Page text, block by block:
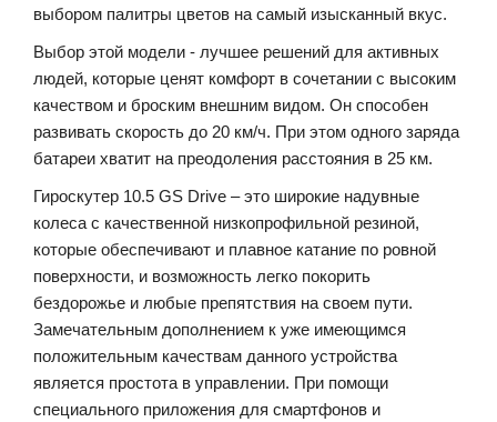
выбором палитры цветов на самый изысканный вкус.
Выбор этой модели - лучшее решений для активных
людей, которые ценят комфорт в сочетании с высоким
качеством и броским внешним видом. Он способен
развивать скорость до 20 км/ч. При этом одного заряда
батареи хватит на преодоления расстояния в 25 км.
Гироскутер 10.5 GS Drive – это широкие надувные
колеса с качественной низкопрофильной резиной,
которые обеспечивают и плавное катание по ровной
поверхности, и возможность легко покорить
бездорожье и любые препятствия на своем пути.
Замечательным дополнением к уже имеющимся
положительным качествам данного устройства
является простота в управлении. При помощи
специального приложения для смартфонов и